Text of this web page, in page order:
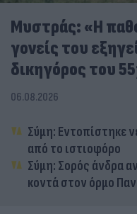
Μυστράς: «Η
γονείς του
δικηγόρος του
06.08.2026
Σύμη: Εντοπίστηκε
από το ιστιοφόρο
Σύμη: Σορός άνδρα
κοντά στον όρμο